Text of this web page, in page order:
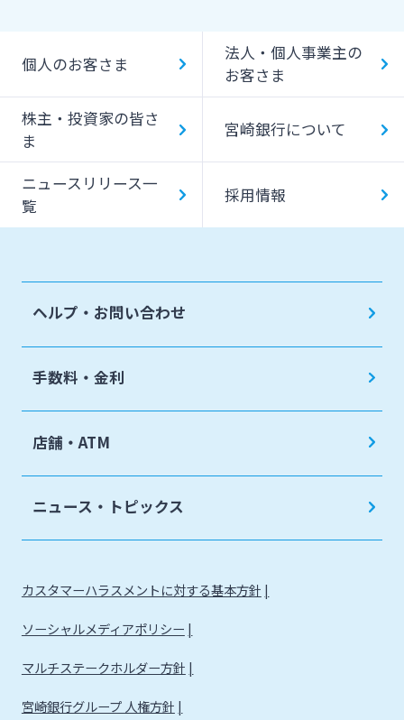
個人のお客さま
法人・個人事業主の
お客さま
株主・投資家の皆さ
ま
宮崎銀行について
ニュースリリース一
覧
採用情報
ヘルプ・お問い合わせ
手数料・金利
店舗・ATM
ニュース・トピックス
カスタマーハラスメントに対する基本方針
ソーシャルメディアポリシー
マルチステークホルダー方針
宮崎銀行グループ 人権方針